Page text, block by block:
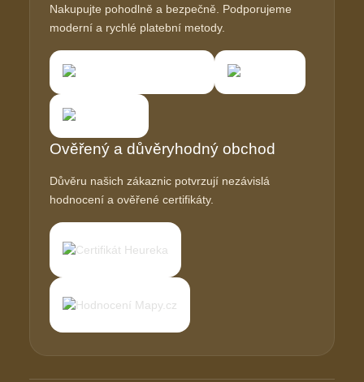
Nakupujte pohodlně a bezpečně. Podporujeme
moderní a rychlé platební metody.
Ověřený a důvěryhodný obchod
Důvěru našich zákaznic potvrzují nezávislá
hodnocení a ověřené certifikáty.